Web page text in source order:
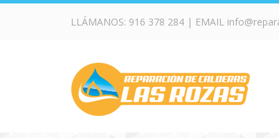
LLÁMANOS: 916 378 284 | EMAIL